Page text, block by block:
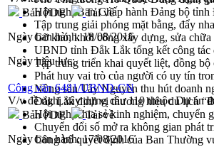
Hội nghị Ban Chấp hành Đảng bộ
Tập trung giải phóng mặt bằng, đẩy
Gỡ khó, khởi công xây dựng, sửa chữa
UBND tỉnh Đắk Lắk tổng kết công tác
Tập trung triển khai quyết liệt, đồng
Phát huy vai trò của người có uy tín
Nông sản Tây Nguyên thu hút doanh
Đắk Lắk định vị thương hiệu du lịch
Hội nghị chia sẻ kinh nghiệm, chuyển
Chuyển đổi số mở ra không gian phát
Công bố quyết định của Ban Thường
Bản PDF
Tải về
Ngày ban hành:18/08/2016
Ngày hiệu lực:
Công văn 6481/UBND-CN
V/v đề nghị xây dựng cầu 110 thuộc Dự án
Bản PDF
Tải về
Ngày ban hành:17/08/2016